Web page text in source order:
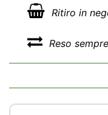
Ritiro in
Reso